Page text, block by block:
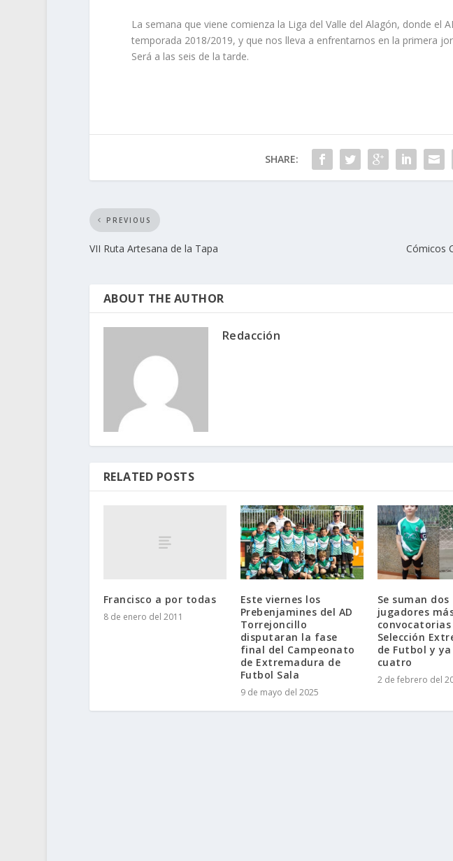
La semana que viene comienza la Liga del Valle del Alagón, donde el
temporada 2018/2019, y que nos lleva a enfrentarnos en la primera
Será a las seis de la tarde.
SHARE:
PREVIOUS
VII Ruta Artesana de la Tapa
Cómicos
ABOUT THE AUTHOR
Redacción
RELATED POSTS
Francisco a por todas
8 de enero del 2011
Este viernes los
Prebenjamines del AD
Torrejoncillo
disputaran la fase
final del Campeonato
de Extremadura de
Futbol Sala
9 de mayo del 2025
Se suman dos
jugadores
convocatorias
Selección
de Futbol y ya
cuatro
2 de febrero del